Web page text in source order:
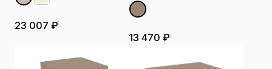
23 007 ₽
13 470 ₽